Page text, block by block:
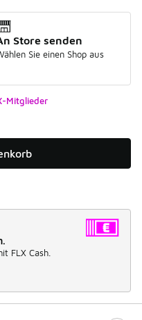
Store senden
Sie einen Shop aus
Mitglieder
FLX Cash.